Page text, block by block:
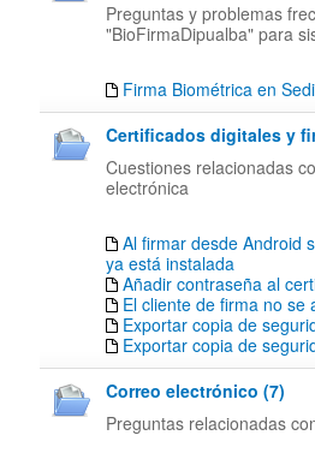
Preguntas y problemas
"BioFirmaDipualba" para
Firma Biométrica en
Certificados digitales y
Cuestiones relacionadas
electrónica
Al firmar desde Android
ya está instalada
Añadir contraseña al
El cliente de firma no se
Exportar copia de
Exportar copia de
Correo electrónico (7)
Preguntas relacionadas